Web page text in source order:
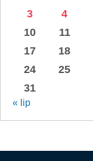
3
4
10
11
17
18
24
25
31
« lip